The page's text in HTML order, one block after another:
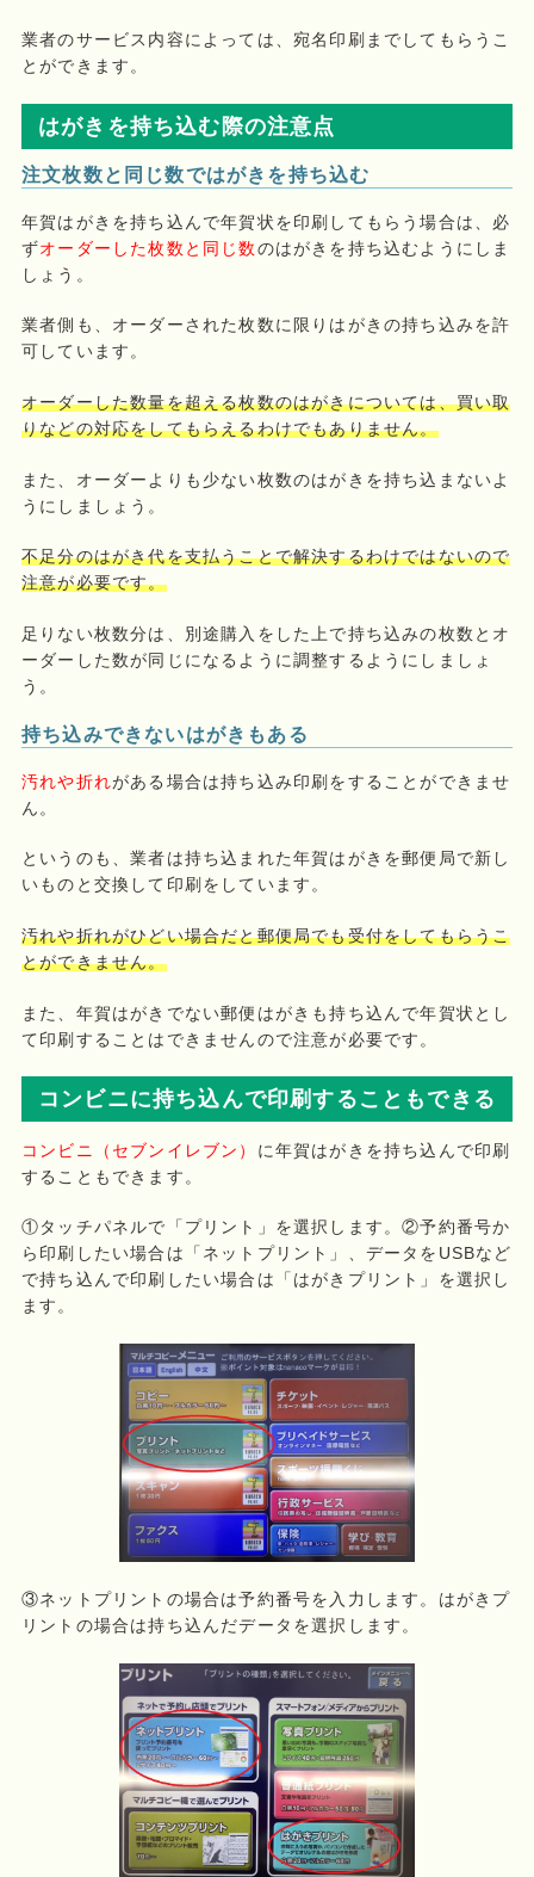
業者のサービス内容によっては、宛名印刷までしてもらうこ
とができます。
はがきを持ち込む際の注意点
注文枚数と同じ数ではがきを持ち込む
年賀はがきを持ち込んで年賀状を印刷してもらう場合は、必
ずオーダーした枚数と同じ数のはがきを持ち込むようにしま
しょう。
業者側も、オーダーされた枚数に限りはがきの持ち込みを許
可しています。
オーダーした数量を超える枚数のはがきについては、買い取
りなどの対応をしてもらえるわけでもありません。
また、オーダーよりも少ない枚数のはがきを持ち込まないよ
うにしましょう。
不足分のはがき代を支払うことで解決するわけではないので
注意が必要です。
足りない枚数分は、別途購入をした上で持ち込みの枚数とオ
ーダーした数が同じになるように調整するようにしましょ
う。
持ち込みできないはがきもある
汚れや折れがある場合は持ち込み印刷をすることができませ
ん。
というのも、業者は持ち込まれた年賀はがきを郵便局で新し
いものと交換して印刷をしています。
汚れや折れがひどい場合だと郵便局でも受付をしてもらうこ
とができません。
また、年賀はがきでない郵便はがきも持ち込んで年賀状とし
て印刷することはできませんので注意が必要です。
コンビニに持ち込んで印刷することもできる
コンビニ（セブンイレブン） に年賀はがきを持ち込んで印刷
することもできます。
①タッチパネルで「プリント」を選択します。②予約番号か
ら印刷したい場合は「ネットプリント」、データをUSBなど
で持ち込んで印刷したい場合は「はがきプリント」を選択し
ます。
③ネットプリントの場合は予約番号を入力します。はがきプ
リントの場合は持ち込んだデータを選択します。